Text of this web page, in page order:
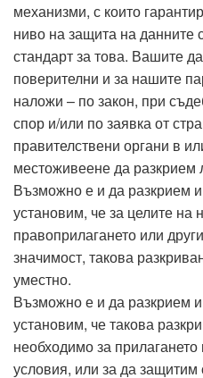
механизми, с които
ниво на защита на данните
стандарт за това. Вашите
поверителни и за нашите
наложи – по закон, при
спор и/или по заявка от
правителствени органи в
местоживеене да
Възможно е и да разкрием
установим, че за целите на
правоприлагането или
значимост, такова
уместно.
Възможно е и да разкрием
установим, че такова
необходимо за
условия, или за да защитим